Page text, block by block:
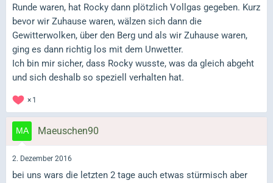
Runde waren, hat Rocky dann plötzlich Vollgas gegeben. Kurz
bevor wir Zuhause waren, wälzen sich dann die
Gewitterwolken, über den Berg und als wir Zuhause waren,
ging es dann richtig los mit dem Unwetter.
Ich bin mir sicher, dass Rocky wusste, was da gleich abgeht
und sich deshalb so speziell verhalten hat.
1
Maeuschen90
2. Dezember 2016
bei uns wars die letzten 2 tage auch etwas stürmisch aber